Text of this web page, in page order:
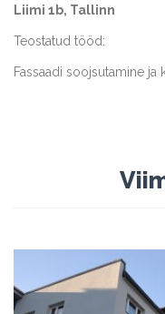
Liimi 1b, Tallinn
Teostatud tööd:
Fassaadi soojsutamine ja